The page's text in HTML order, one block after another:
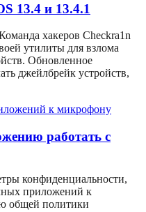
13.4 и 13.4.1
хакеров Checkra1n
утилиты для взлома
Обновленное
джейлбрейк устройств,
работать с
конфиденциальности,
приложений к
общей политики